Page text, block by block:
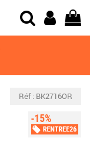
Réf : BK2716OR